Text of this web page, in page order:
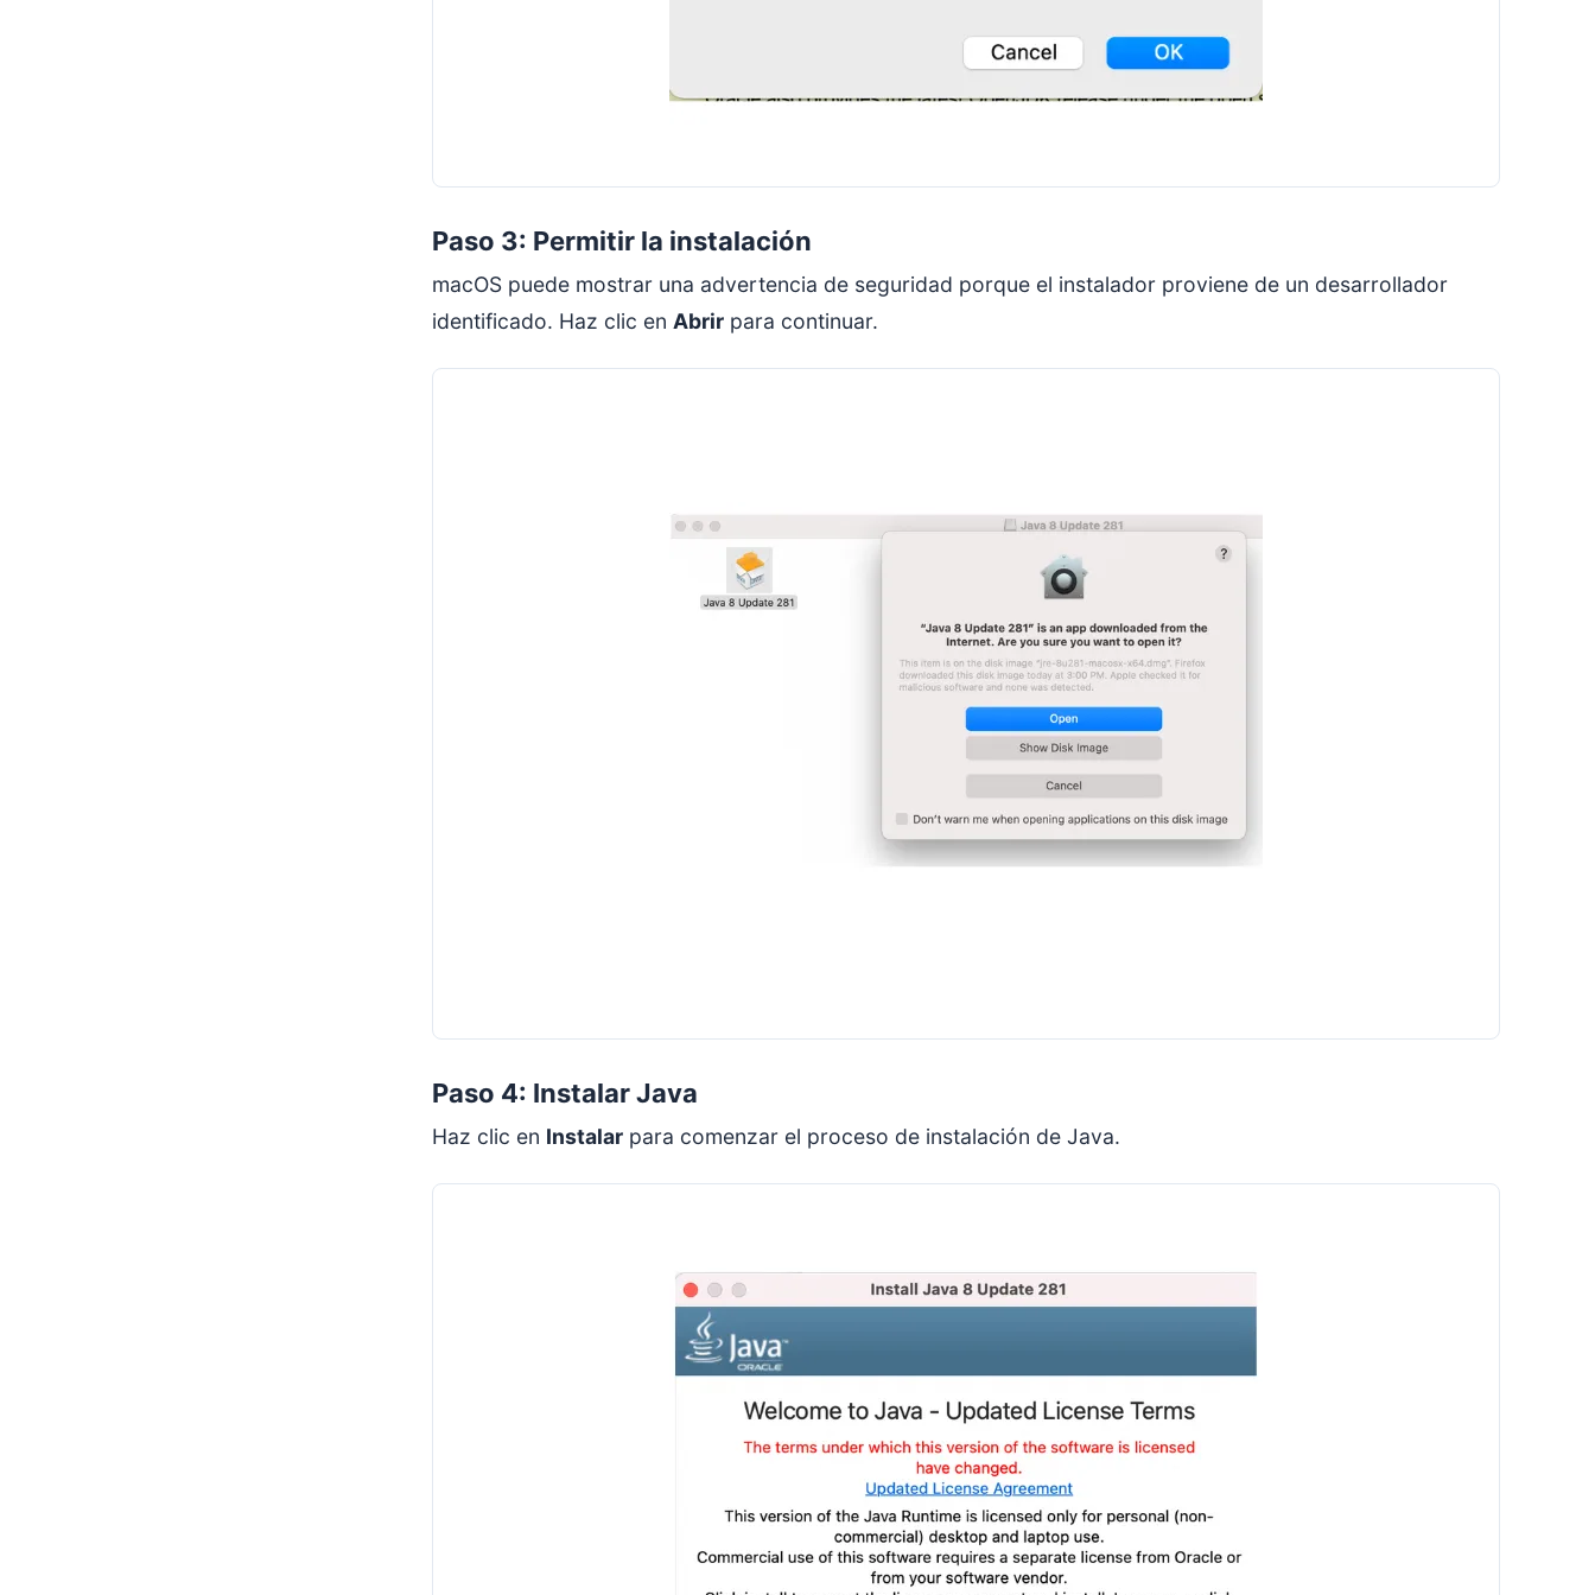
Paso 3: Permitir la instalación
macOS puede mostrar una advertencia de seguridad porque el instalador proviene de un desarrollador
identificado. Haz clic en Abrir para continuar.
Paso 4: Instalar Java
Haz clic en Instalar para comenzar el proceso de instalación de Java.